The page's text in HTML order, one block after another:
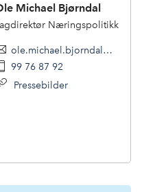
Michael Bjørndal
Næringspolitikk
ole.michael.bjorndal@nhoreiseliv.no
99 76 87 92
Pressebilder